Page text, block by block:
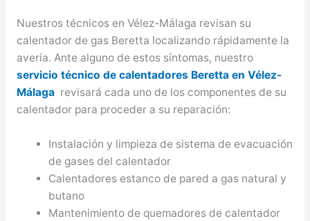
Nuestros técnicos en Vélez-Málaga revisan su
calentador de gas Beretta localizando rápidamente la
avería. Ante alguno de estos síntomas, nuestro
servicio técnico de calentadores Beretta en Vélez-
Málaga revisará cada uno de los componentes de su
calentador para proceder a su reparación:
Instalación y limpieza de sistema de evacuación
de gases del calentador
Calentadores estanco de pared a gas natural y
butano
Mantenimiento de quemadores de calentador